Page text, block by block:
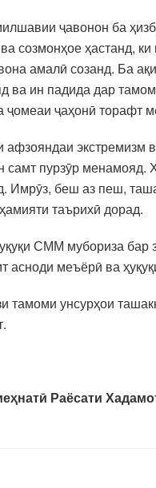
ҷавонон ба
созмонҳое ҳастанд,
амалӣ созанд. Ба
ва ин падида дар
ҷомеаи ҷаҳонӣ торафт
афзояндаи
пурзӯр менамояд.
Имрӯз, беш аз пеш,
таърихӣ дорад.
СММ мубориза
меъёрӣ ва
тамоми унсурҳои
Раёсати